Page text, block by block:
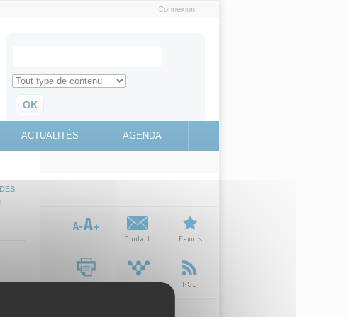
Connexion
Search for
Retrouvez toute l'information sur le site education.gouv.fr
ACTUALITÉS AGENDA